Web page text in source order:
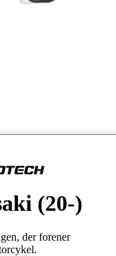
(20-)
der forener